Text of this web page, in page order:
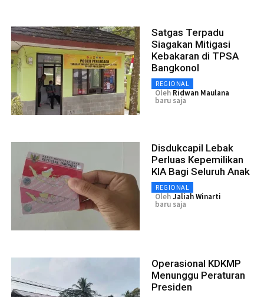
Satgas Terpadu
Siagakan Mitigasi
Kebakaran di TPSA
Bangkonol
REGIONAL
Oleh Ridwan Maulana
baru saja
Disdukcapil Lebak
Perluas Kepemilikan
KIA Bagi Seluruh Anak
REGIONAL
OlehJaliah Winarti
baru saja
Operasional KDKMP
Menunggu Peraturan
Presiden